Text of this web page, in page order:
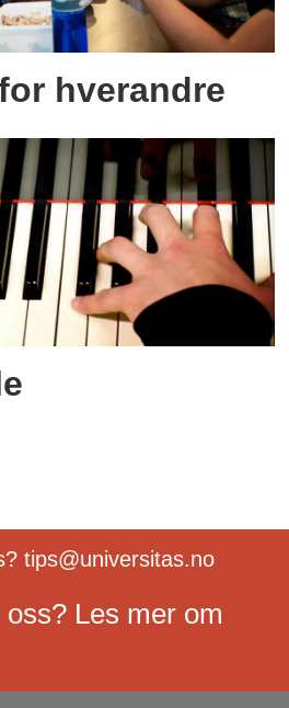
hverandre
tips@universitas.no
Les mer om